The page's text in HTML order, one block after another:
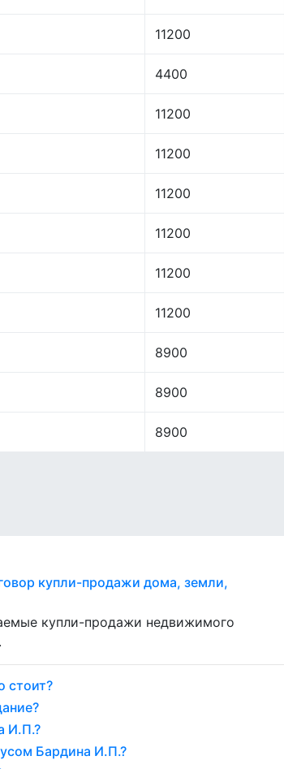
11200
4400
11200
11200
11200
11200
11200
11200
8900
8900
8900
купли-продажи дома, земли,
купли-продажи недвижимого
стоит?
И.П.?
Бардина И.П.?